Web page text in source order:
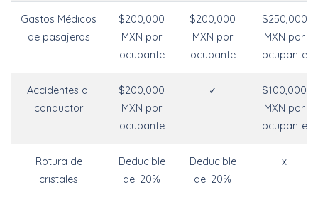
Gastos Médicos
de pasajeros
$200,000
MXN por
ocupante
$200,000
MXN por
ocupante
$250,000
MXN por
ocupante
Accidentes al
conductor
$200,000
MXN por
ocupante
✓
$100,000
MXN por
ocupante
Rotura de
cristales
Deducible
del 20%
Deducible
del 20%
x